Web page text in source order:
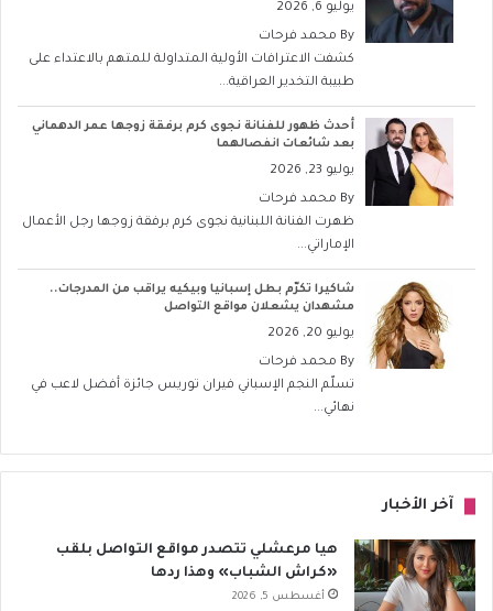
يوليو 6, 2026
By محمد فرحات
كشفت الاعترافات الأولية المتداولة للمتهم بالاعتداء على
طبيبة التخدير العراقية...
أحدث ظهور للفنانة نجوى كرم برفقة زوجها عمر الدهماني
بعد شائعات انفصالهما
يوليو 23, 2026
By محمد فرحات
ظهرت الفنانة اللبنانية نجوى كرم برفقة زوجها رجل الأعمال
الإماراتي...
شاكيرا تكرّم بطل إسبانيا وبيكيه يراقب من المدرجات..
مشهدان يشعلان مواقع التواصل
يوليو 20, 2026
By محمد فرحات
تسلّم النجم الإسباني فيران توريس جائزة أفضل لاعب في
نهائي...
آخر الأخبار
هيا مرعشلي تتصدر مواقع التواصل بلقب
«كراش الشباب» وهذا ردها
أغسطس 5, 2026